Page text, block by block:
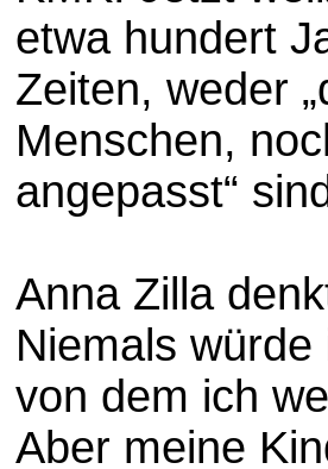
etwa hundert
Zeiten, weder
Menschen,
angepasst“
Anna Zilla
Niemals
von dem ich
Aber meine